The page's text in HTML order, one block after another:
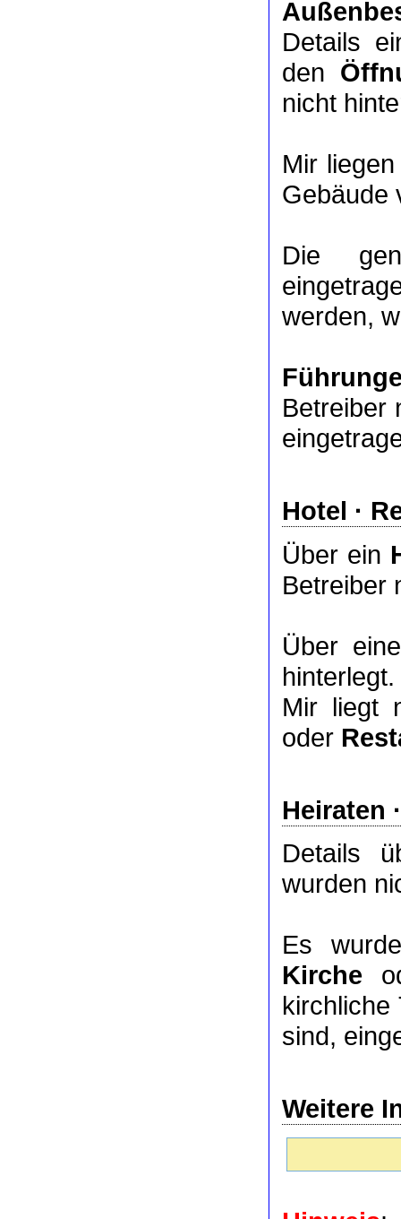
Details
den
nicht
Mir
Gebäude
Die
werden,
Betreiber
Hotel ·
Über ein
Betreiber
Über
hinterlegt.
Mir liegt
oder
Heiraten
Details
wurden
Es
Kirche
kirchliche
sind,
Weitere